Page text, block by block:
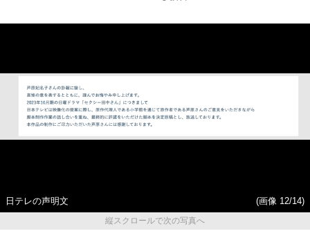
日テレの声明文
(画像 12/14)
縦スクロールで次の写真へ